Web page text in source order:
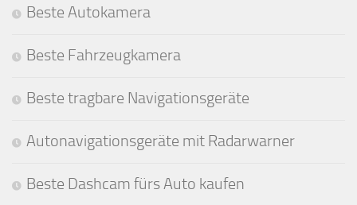
Beste Autokamera
Beste Fahrzeugkamera
Beste tragbare Navigationsgeräte
Autonavigationsgeräte mit Radarwarner
Beste Dashcam fürs Auto kaufen